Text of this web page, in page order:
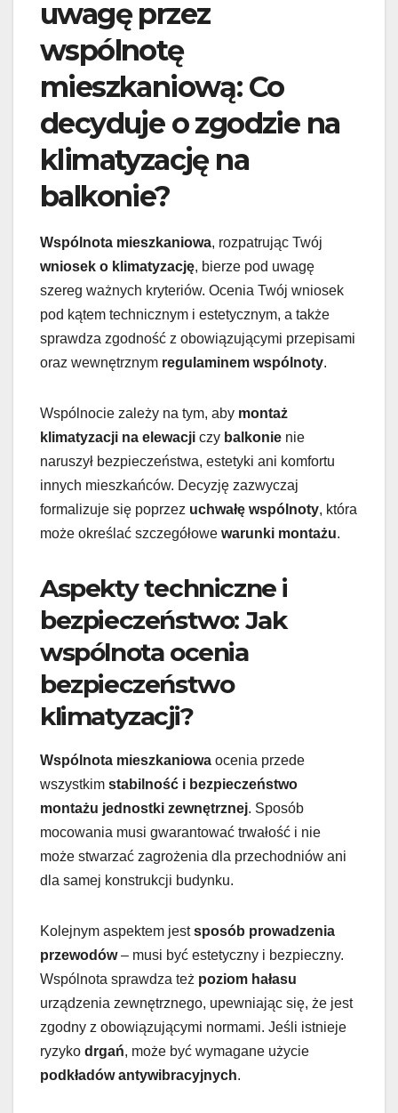
uwagę przez
wspólnotę
mieszkaniową: Co
decyduje o zgodzie na
klimatyzację na
balkonie?
Wspólnota mieszkaniowa, rozpatrując Twój
wniosek o klimatyzację, bierze pod uwagę
szereg ważnych kryteriów. Ocenia Twój wniosek
pod kątem technicznym i estetycznym, a także
sprawdza zgodność z obowiązującymi przepisami
oraz wewnętrznym regulaminem wspólnoty.
Wspólnocie zależy na tym, aby montaż
klimatyzacji na elewacji czy balkonie nie
naruszył bezpieczeństwa, estetyki ani komfortu
innych mieszkańców. Decyzję zazwyczaj
formalizuje się poprzez uchwałę wspólnoty, która
może określać szczegółowe warunki montażu.
Aspekty techniczne i
bezpieczeństwo: Jak
wspólnota ocenia
bezpieczeństwo
klimatyzacji?
Wspólnota mieszkaniowa ocenia przede
wszystkim stabilność i bezpieczeństwo
montażu jednostki zewnętrznej. Sposób
mocowania musi gwarantować trwałość i nie
może stwarzać zagrożenia dla przechodniów ani
dla samej konstrukcji budynku.
Kolejnym aspektem jestsposób prowadzenia
przewodów– musi być estetyczny i bezpieczny.
Wspólnota sprawdza też poziom hałasu
urządzenia zewnętrznego, upewniając się, że jest
zgodny z obowiązującymi normami. Jeśli istnieje
ryzyko drgań, może być wymagane użycie
podkładów antywibracyjnych.